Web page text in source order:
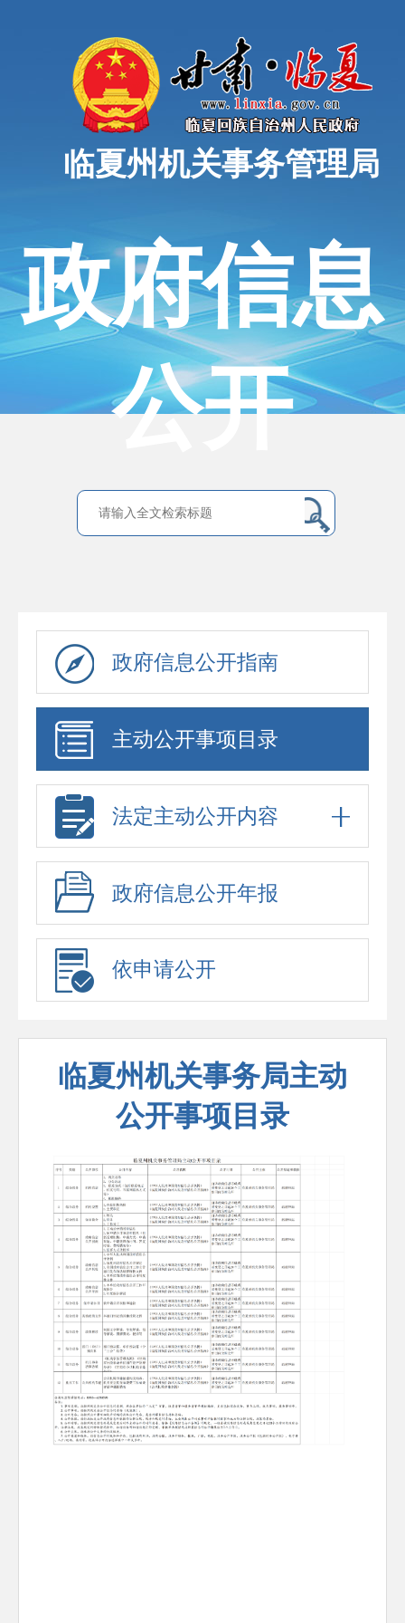
临夏州机关事务管理局
政府信息
公开
政府信息公开指南
主动公开事项目录
法定主动公开内容
政府信息公开年报
依申请公开
临夏州机关事务局主动
公开事项目录